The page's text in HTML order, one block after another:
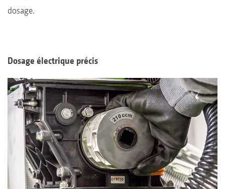
dosage.
Dosage électrique précis